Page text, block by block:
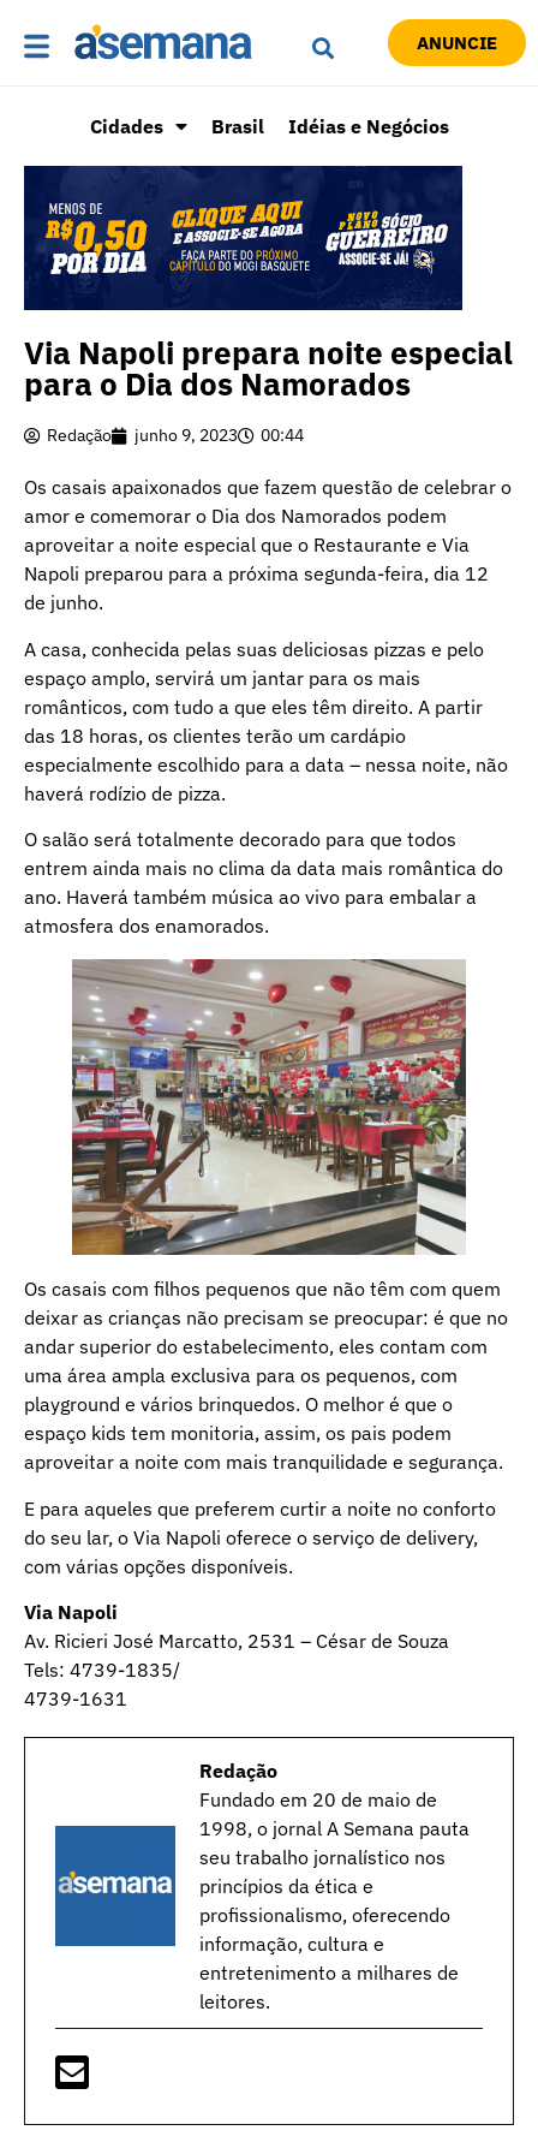
ANUNCIE
Cidades Brasil Idéias e Negócios
Via Napoli prepara noite especial
para o Dia dos Namorados
Redação junho 9, 2023 00:44
Os casais apaixonados que fazem questão de celebrar o
amor e comemorar o Dia dos Namorados podem
aproveitar a noite especial que o Restaurante e Via
Napoli preparou para a próxima segunda-feira, dia 12
de junho.
A casa, conhecida pelas suas deliciosas pizzas e pelo
espaço amplo, servirá um jantar para os mais
românticos, com tudo a que eles têm direito. A partir
das 18 horas, os clientes terão um cardápio
especialmente escolhido para a data – nessa noite, não
haverá rodízio de pizza.
O salão será totalmente decorado para que todos
entrem ainda mais no clima da data mais romântica do
ano. Haverá também música ao vivo para embalar a
atmosfera dos enamorados.
Os casais com filhos pequenos que não têm com quem
deixar as crianças não precisam se preocupar: é que no
andar superior do estabelecimento, eles contam com
uma área ampla exclusiva para os pequenos, com
playground e vários brinquedos. O melhor é que o
espaço kids tem monitoria, assim, os pais podem
aproveitar a noite com mais tranquilidade e segurança.
E para aqueles que preferem curtir a noite no conforto
do seu lar, o Via Napoli oferece o serviço de delivery,
com várias opções disponíveis.
Via Napoli
Av. Ricieri José Marcatto, 2531 – César de Souza
Tels: 4739-1835/
4739-1631
Redação
Fundado em 20 de maio de
1998, o jornal A Semana pauta
seu trabalho jornalístico nos
princípios da ética e
profissionalismo, oferecendo
informação, cultura e
entretenimento a milhares de
leitores.